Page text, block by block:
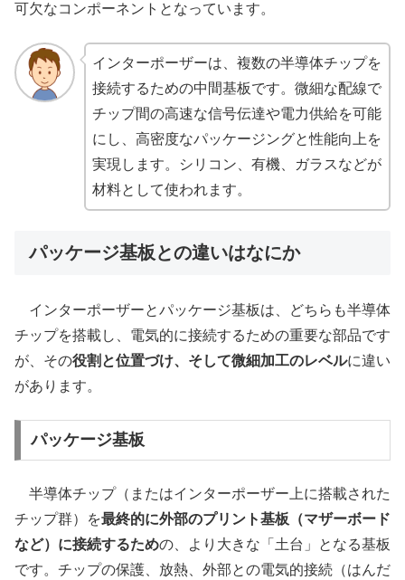
可欠なコンポーネントとなっています。
インターポーザーは、複数の半導体チップを
接続するための中間基板です。微細な配線で
チップ間の高速な信号伝達や電力供給を可能
にし、高密度なパッケージングと性能向上を
実現します。シリコン、有機、ガラスなどが
材料として使われます。
パッケージ基板との違いはなにか
インターポーザーとパッケージ基板は、どちらも半導体
チップを搭載し、電気的に接続するための重要な部品です
が、その役割と位置づけ、そして微細加工のレベルに違い
があります。
パッケージ基板
半導体チップ（またはインターポーザー上に搭載された
チップ群）を最終的に外部のプリント基板（マザーボード
など）に接続するための、より大きな「土台」となる基板
です。チップの保護、放熱、外部との電気的接続（はんだ